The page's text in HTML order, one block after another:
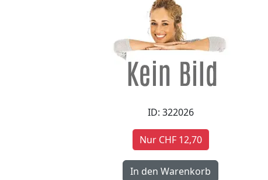
ID: 322026
Nur CHF 12,70